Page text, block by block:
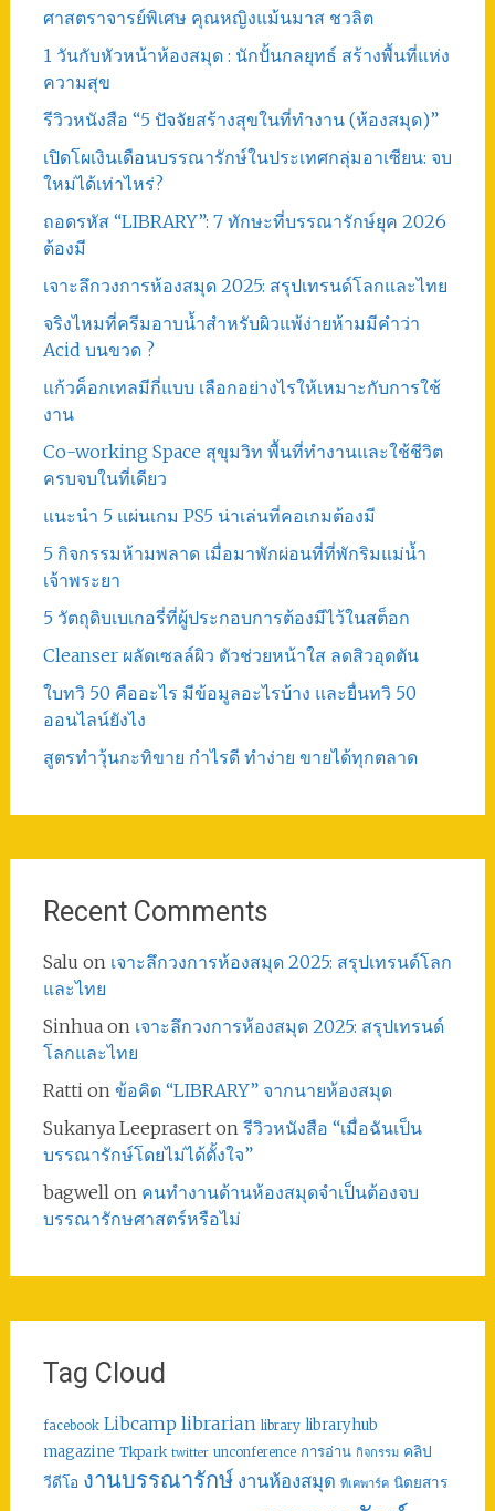
ศาสตราจารย์พิเศษ คุณหญิงแม้นมาส ชวลิต
1 วันกับหัวหน้าห้องสมุด : นักปั้นกลยุทธ์ สร้างพื้นที่แห่ง
ความสุข
รีวิวหนังสือ “5 ปัจจัยสร้างสุขในที่ทำงาน (ห้องสมุด)”
เปิดโผเงินเดือนบรรณารักษ์ในประเทศกลุ่มอาเซียน: จบ
ใหม่ได้เท่าไหร่?
ถอดรหัส “LIBRARY”: 7 ทักษะที่บรรณารักษ์ยุค 2026
ต้องมี
เจาะลึกวงการห้องสมุด 2025: สรุปเทรนด์โลกและไทย
จริงไหมที่ครีมอาบน้ำสำหรับผิวแพ้ง่ายห้ามมีคำว่า
Acid บนขวด ?
แก้วค็อกเทลมีกี่แบบ เลือกอย่างไรให้เหมาะกับการใช้
งาน
Co-working Space สุขุมวิท พื้นที่ทำงานและใช้ชีวิต
ครบจบในที่เดียว
แนะนำ 5 แผ่นเกม PS5 น่าเล่นที่คอเกมต้องมี
5 กิจกรรมห้ามพลาด เมื่อมาพักผ่อนที่ที่พักริมแม่น้ำ
เจ้าพระยา
5 วัตถุดิบเบเกอรี่ที่ผู้ประกอบการต้องมีไว้ในสต็อก
Cleanser ผลัดเซลล์ผิว ตัวช่วยหน้าใส ลดสิวอุดตัน
ใบทวิ 50 คืออะไร มีข้อมูลอะไรบ้าง และยื่นทวิ 50
ออนไลน์ยังไง
สูตรทําวุ้นกะทิขาย กำไรดี ทำง่าย ขายได้ทุกตลาด
Recent Comments
Salu on เจาะลึกวงการห้องสมุด 2025: สรุปเทรนด์โลก
และไทย
Sinhuaon เจาะลึกวงการห้องสมุด 2025: สรุปเทรนด์
โลกและไทย
Rattion ข้อคิด “LIBRARY” จากนายห้องสมุด
Sukanya Leepraserton รีวิวหนังสือ “เมื่อฉันเป็น
บรรณารักษ์โดยไม่ได้ตั้งใจ”
bagwellon คนทำงานด้านห้องสมุดจำเป็นต้องจบ
บรรณารักษศาสตร์หรือไม่
Tag Cloud
facebook Libcamp librarian library libraryhub
magazine Tkpark twitter unconference การอ่าน กิจกรรม คลิป
วีดีโอ งานบรรณารักษ์ งานห้องสมุด ทีเคพาร์ค นิตยสาร